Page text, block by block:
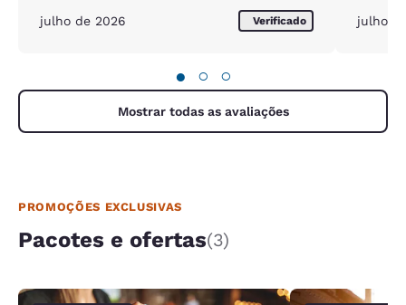
julho de 2026 Verificado julho
● ○ ○
Mostrar todas as avaliações
PROMOÇÕES EXCLUSIVAS
Pacotes e ofertas(3)